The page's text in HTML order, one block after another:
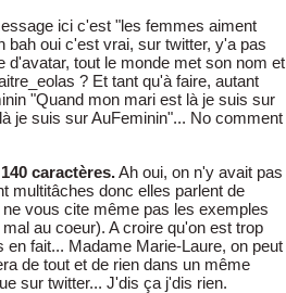
ici c'est "les femmes aiment
bah oui c'est vrai, sur twitter, y'a pas
d'avatar, tout le monde met son nom et
? Et tant qu'à faire, autant
"Quand mon mari est là je suis sur
je suis sur AuFeminin"... No comment
caractères.Ah oui, on n'y avait pas
multitâches donc elles parlent de
vous cite même pas les exemples
au coeur). A croire qu'on est trop
en fait... Madame Marie-Laure, on peut
de tout et de rien dans un même
sur twitter... J'dis ça j'dis rien.